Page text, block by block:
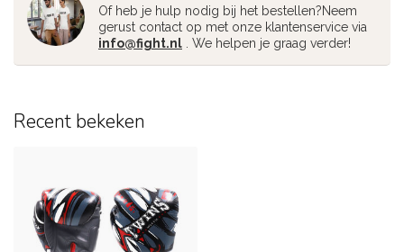
Of heb je hulp nodig bij het bestellen?Neem
gerust contact op met onze klantenservice via
info@fight.nl . We helpen je graag verder!
Recent bekeken